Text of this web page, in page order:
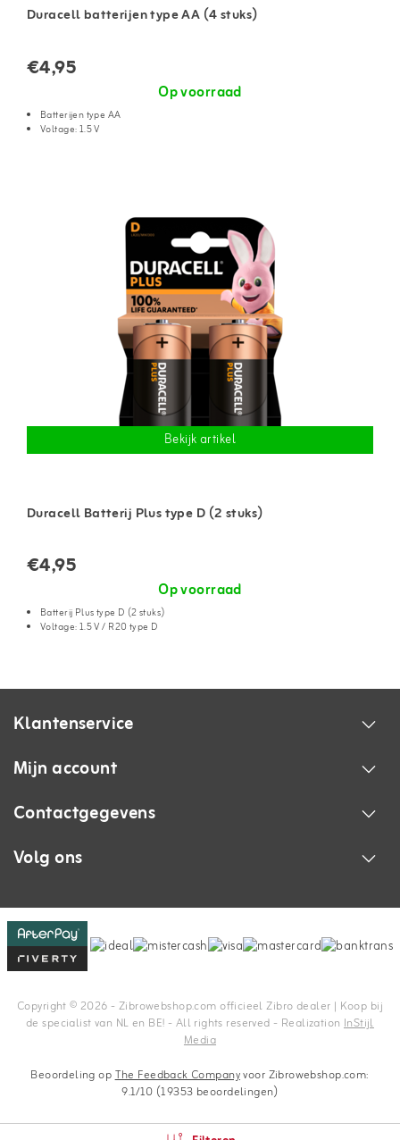
Duracell batterijen type AA (4 stuks)
€4,95
Op voorraad
Batterijen type AA
Voltage: 1.5 V
Bekijk artikel
Duracell Batterij Plus type D (2 stuks)
€4,95
Op voorraad
Batterij Plus type D (2 stuks)
Voltage: 1.5 V / R20 type D
Klantenservice
Mijn account
Contactgegevens
Volg ons
Copyright © 2026 - Zibrowebshop.com officieel Zibro dealer | Koop bij
de specialist van NL en BE! - All rights reserved - Realization InStijl
Media
Beoordeling opThe Feedback Companyvoor Zibrowebshop.com:
9.1/10 (19353 beoordelingen)